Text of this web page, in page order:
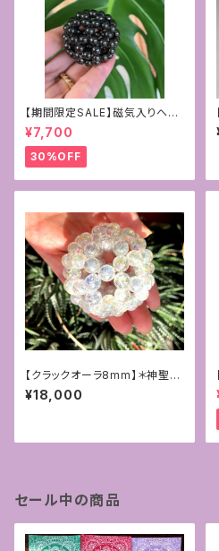
【期間限定SALE】磁気入りヘマ
タイトの6mmフラーレン〜守
護〜
¥7,700
30%OFF
【クラックオーラ8mm】＊神聖幾
何学フラーレン＊
¥18,000
セール中の商品